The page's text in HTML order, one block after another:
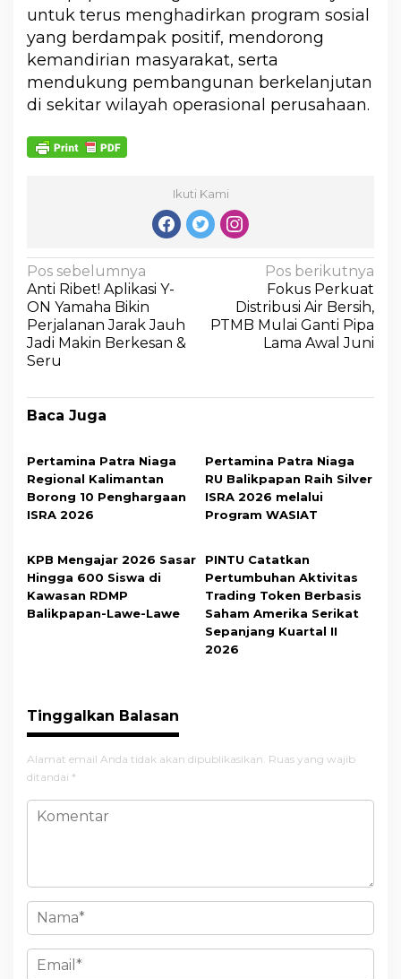
untuk terus menghadirkan program sosial
yang berdampak positif, mendorong
kemandirian masyarakat, serta
mendukung pembangunan berkelanjutan
di sekitar wilayah operasional perusahaan.
Ikuti Kami
Pos sebelumnya
Anti Ribet! Aplikasi Y-
ON Yamaha Bikin
Perjalanan Jarak Jauh
Jadi Makin Berkesan &
Seru
Pos berikutnya
Fokus Perkuat
Distribusi Air Bersih,
PTMB Mulai Ganti Pipa
Lama Awal Juni
Baca Juga
Pertamina Patra Niaga
Regional Kalimantan
Borong 10 Penghargaan
ISRA 2026
Pertamina Patra Niaga
RU Balikpapan Raih Silver
ISRA 2026 melalui
Program WASIAT
KPB Mengajar 2026 Sasar
Hingga 600 Siswa di
Kawasan RDMP
Balikpapan-Lawe-Lawe
PINTU Catatkan
Pertumbuhan Aktivitas
Trading Token Berbasis
Saham Amerika Serikat
Sepanjang Kuartal II
2026
Tinggalkan Balasan
Alamat email Anda tidak akan dipublikasikan. Ruas yang wajib
ditandai *